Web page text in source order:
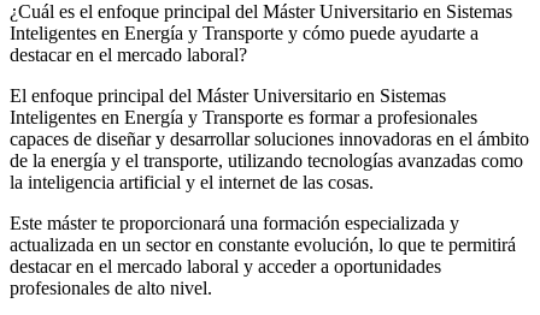
¿Cuál es el enfoque principal del Máster Universitario en Sistemas
Inteligentes en Energía y Transporte y cómo puede ayudarte a
destacar en el mercado laboral?
El enfoque principal del Máster Universitario en Sistemas
Inteligentes en Energía y Transporte es formar a profesionales
capaces de diseñar y desarrollar soluciones innovadoras en el ámbito
de la energía y el transporte, utilizando tecnologías avanzadas como
la inteligencia artificial y el internet de las cosas.
Este máster te proporcionará una formación especializada y
actualizada en un sector en constante evolución, lo que te permitirá
destacar en el mercado laboral y acceder a oportunidades
profesionales de alto nivel.